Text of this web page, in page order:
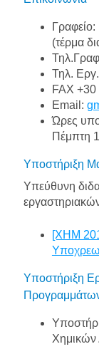
(τέρμα
Τηλ.
FAX
Email:
Ώρες
Πέμπτη
Υποστήριξη
Υπεύθυνη
[ΧΗΜ
Υποστήριξη
Χημικών